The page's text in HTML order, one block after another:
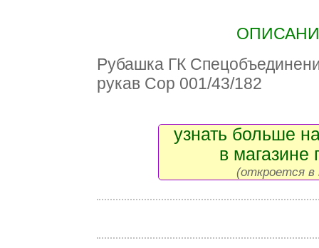
Рубашка ГК
рукав Сор 001/43/182
узнать больше
в магазине
(откроется в